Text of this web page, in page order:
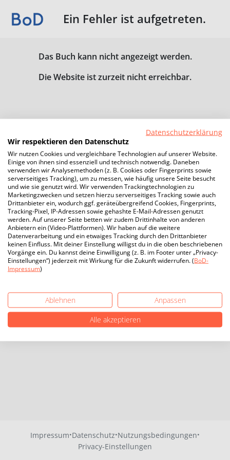
Ein Fehler ist aufgetreten.
Das Buch kann nicht angezeigt werden.
Die Website ist zurzeit nicht erreichbar.
Impressum·Datenschutz·Nutzungsbedingungen·
Privacy-Einstellungen
Datenschutzerklärung
Wir respektieren den Datenschutz
Wir nutzen Cookies und vergleichbare Technologien auf unserer Website.
Einige von ihnen sind essenziell und technisch notwendig. Daneben
verwenden wir Analysemethoden (z. B. Cookies oder Fingerprints sowie
serverseitiges Tracking), um zu messen, wie häufig unsere Seite besucht
und wie sie genutzt wird. Wir verwenden Trackingtechnologien zu
Marketingzwecken und setzen hierzu serverseitiges Tracking sowie auch
Drittanbieter ein, wodurch ggf. geräteübergreifend Cookies, Fingerprints,
Tracking-Pixel, IP-Adressen sowie gehashte E-Mail-Adressen genutzt
werden. Auf unserer Seite betten wir zudem Drittinhalte von anderen
Anbietern ein (Video-Plattformen). Wir haben auf die weitere
Datenverarbeitung und ein etwaiges Tracking durch den Drittanbieter
keinen Einfluss. Mit deiner Einstellung willigst du in die oben beschriebenen
Vorgänge ein. Du kannst deine Einwilligung (z. B. im Footer unter „Privacy-
Einstellungen“) jederzeit mit Wirkung für die Zukunft widerrufen. (BoD-
Impressum)
Ablehnen
Anpassen
Alle akzeptieren